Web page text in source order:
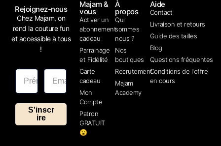
Aide
Contact
Livraison et retours
Guide des tailles
Blog
Questions fréquentes
Conditions de l'offre
en cours
À
propos
Qui
sommes
nous ?
Nos
boutiques
Recrutement
Majam
Academy
Majam &
vous
Activer un
abonnement
cadeau
Parrainage
et Fidélité
Carte
cadeau
Mon
Compte
Patron
GRATUIT
😮
Rejoignez-nous
Chez Majam, on
rend la couture fun
et accessible à tous
!
S'inscr
ire